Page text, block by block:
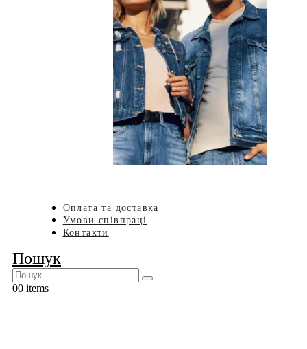
Оплата та доставка
Умови співпраці
Контакти
Пошук
00 items